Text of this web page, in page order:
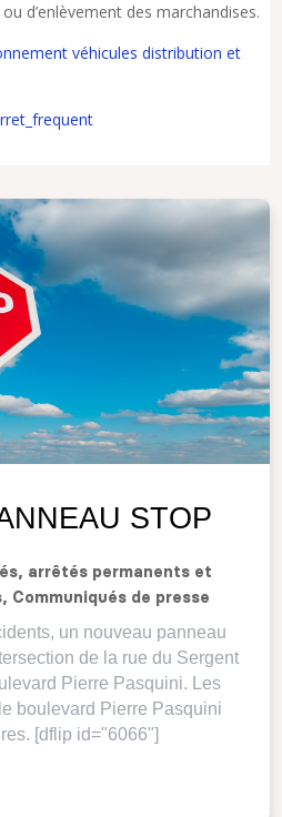
d’enlèvement des marchandises.
véhicules distribution et
STOP
, arrêtés permanents et
, Communiqués de presse
un nouveau panneau
de la rue du Sergent
Pierre Pasquini. Les
boulevard Pierre Pasquini
[dflip id="6066"]